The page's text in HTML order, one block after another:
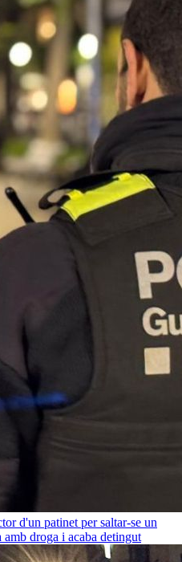
d'un patinet per saltar-se un
amb droga i acaba detingut